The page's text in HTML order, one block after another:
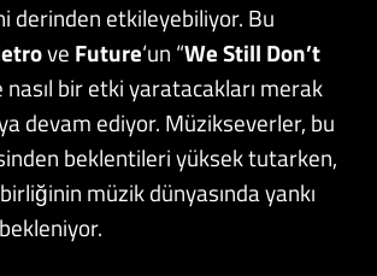
derinden etkileyebiliyor. Bu
ve Future‘un “We Still Don’t
nasıl bir etki yaratacakları merak
devam ediyor. Müzikseverler, bu
beklentileri yüksek tutarken,
müzik dünyasında yankı